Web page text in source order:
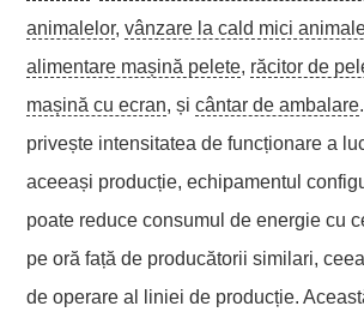
animalelor,vânzare la cald mici
alimentare mașină pelete, răcitor de
mașină cu ecran, șicântar de ambalare
privește intensitatea de funcționare a
aceeași producție, echipamentul
poate reduce consumul de energie cu
pe oră față de producătorii similari,
de operare al liniei de producție.